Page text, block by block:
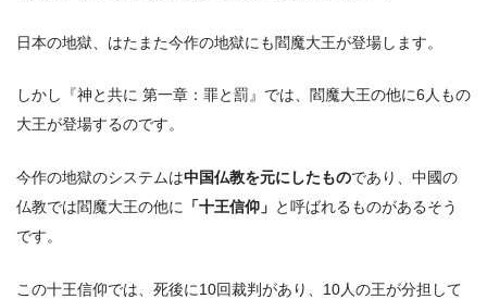
日本の地獄、はたまた今作の地獄にも閻魔大王が登場します。
しかし『神と共に 第一章：罪と罰』では、閻魔大王の他に6人もの
大王が登場するのです。
今作の地獄のシステムは中国仏教を元にしたものであり、中國の
仏教では閻魔大王の他に
「十王信仰」 と呼ばれるものがあるそう
です。
この十王信仰では、死後に10回裁判があり、10人の王が分担して